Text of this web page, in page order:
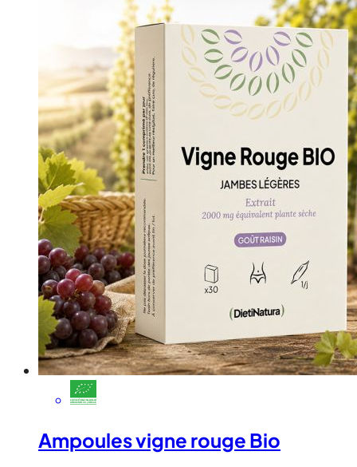
Ampoules vigne rouge Bio